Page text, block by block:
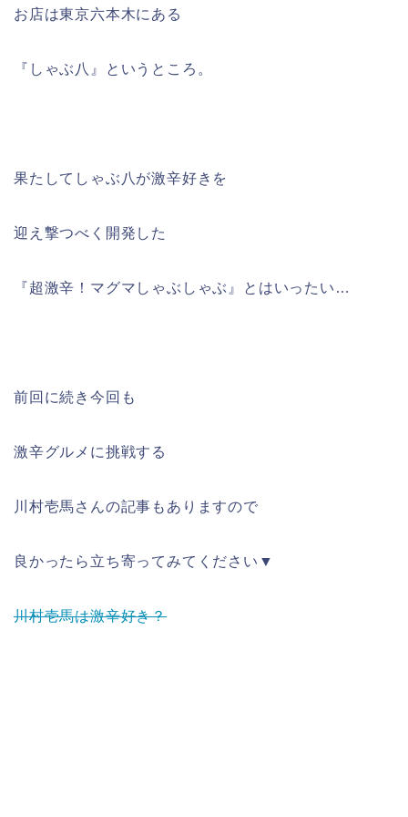
お店は東京六本木にある
『しゃぶ八』というところ。
果たしてしゃぶ八が激辛好きを
迎え撃つべく開発した
『超激辛！マグマしゃぶしゃぶ』とはいったい…
前回に続き今回も
激辛グルメに挑戦する
川村壱馬さんの記事もありますので
良かったら立ち寄ってみてください▼
川村壱馬は激辛好き？